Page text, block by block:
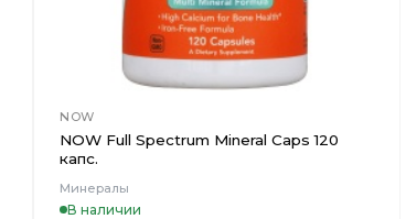
NOW
NOW Full Spectrum Mineral Caps 120
капс.
Минералы
В наличии